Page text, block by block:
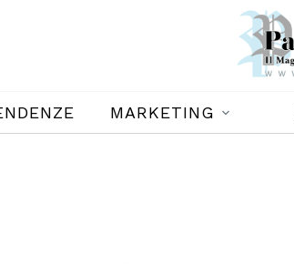
MARKETING